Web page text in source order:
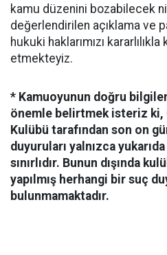
kamu düzenini bozabilecek
değerlendirilen açıklama ve
hukuki haklarımızı
etmekteyiz.
* Kamuoyunun doğru
önemle belirtmek isteriz ki,
Kulübü tarafından son on
duyuruları yalnızca
sınırlıdır. Bunun dışında
yapılmış herhangi bir suç
bulunmamaktadır.